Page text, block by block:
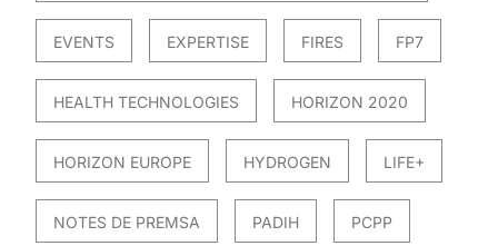
EVENTS EXPERTISE FIRES FP7
HEALTH TECHNOLOGIES HORIZON 2020
HORIZON EUROPE HYDROGEN LIFE+
NOTES DE PREMSA PADIH PCPP